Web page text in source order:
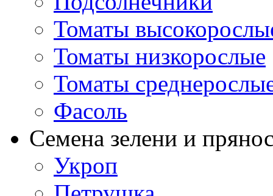
Томаты
Томаты низкорослые
Томаты
Фасоль
Семена зелени и
Укроп